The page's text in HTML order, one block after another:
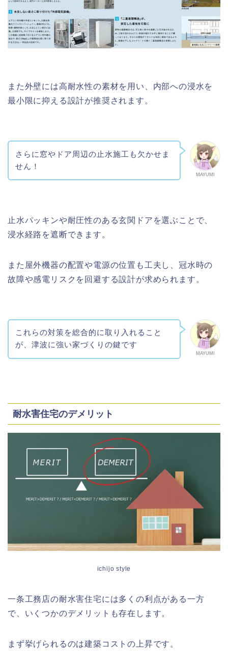
また外壁には高耐水性の素材を用い、内部への浸水を
最小限に抑える設計が推奨されます。
MAYUMI
さらに窓やドア周辺の止水施工も欠かせま
せん！
止水パッキンや耐圧性のある玄関ドアを選ぶことで、
浸水経路を遮断できます。
また屋外機器の配置や電源の位置も工夫し、冠水時の
故障や感電リスクを回避する設計が求められます。
MAYUMI
これらの対策を総合的に取り入れること
が、津波に強い家づくりの鍵です
耐水害住宅のデメリット
ichijo style
一条工務店の耐水害住宅には多くの利点がある一方
で、いくつかのデメリットも存在します。
まず挙げられるのは建築コストの上昇です。